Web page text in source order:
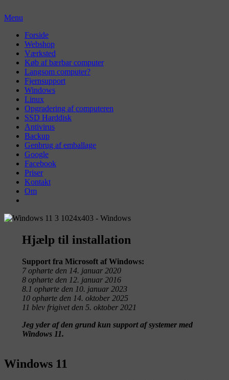
to
Menu
Primær
menu
Forside
Webshop
Værksted
Køb af bærbar computer
Langsom computer?
Fjernsupport
Windows
Linux
Opgradering af computeren
SSD Harddisk
Antivirus
Backup
Genbrug af emballage
Google
Facebook
Priser
Kontakt
Om
Hjælp til installation
Support fra Microsoftaf Windows:
7 ophørte den 14. januar 2020
8 ophørte den 12. januar 2016
8.1 ophørte den 10. januar 2023
10 ophørte den 14. oktober 2025
11 blev frigivet den 5. oktober 2021
Jeg yder af den grund kun support af systemer med
Windows 11.
Windows 11